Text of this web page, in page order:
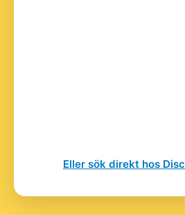
Eller sök direkt hos